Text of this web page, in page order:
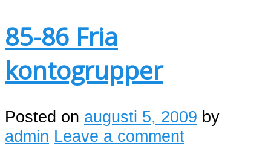
85-86 Fria
kontogrupper
Posted on augusti 5, 2009 by
admin Leave a comment